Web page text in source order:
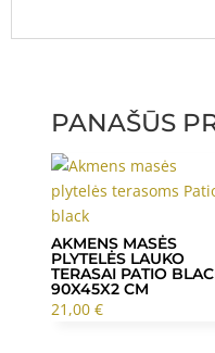
PANAŠŪS
AKMENS MASĖS
PLYTELĖS LAUKO
TERASAI PATIO
90X45X2 CM
21,00 €